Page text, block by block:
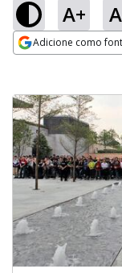
A+
Adicione como